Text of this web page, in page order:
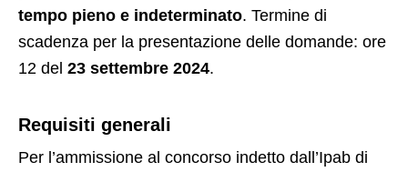
tempo pieno e indeterminato. Termine di
scadenza per la presentazione delle domande: ore
12 del 23 settembre 2024.
Requisiti generali
Per l’ammissione al concorso indetto dall’Ipab di